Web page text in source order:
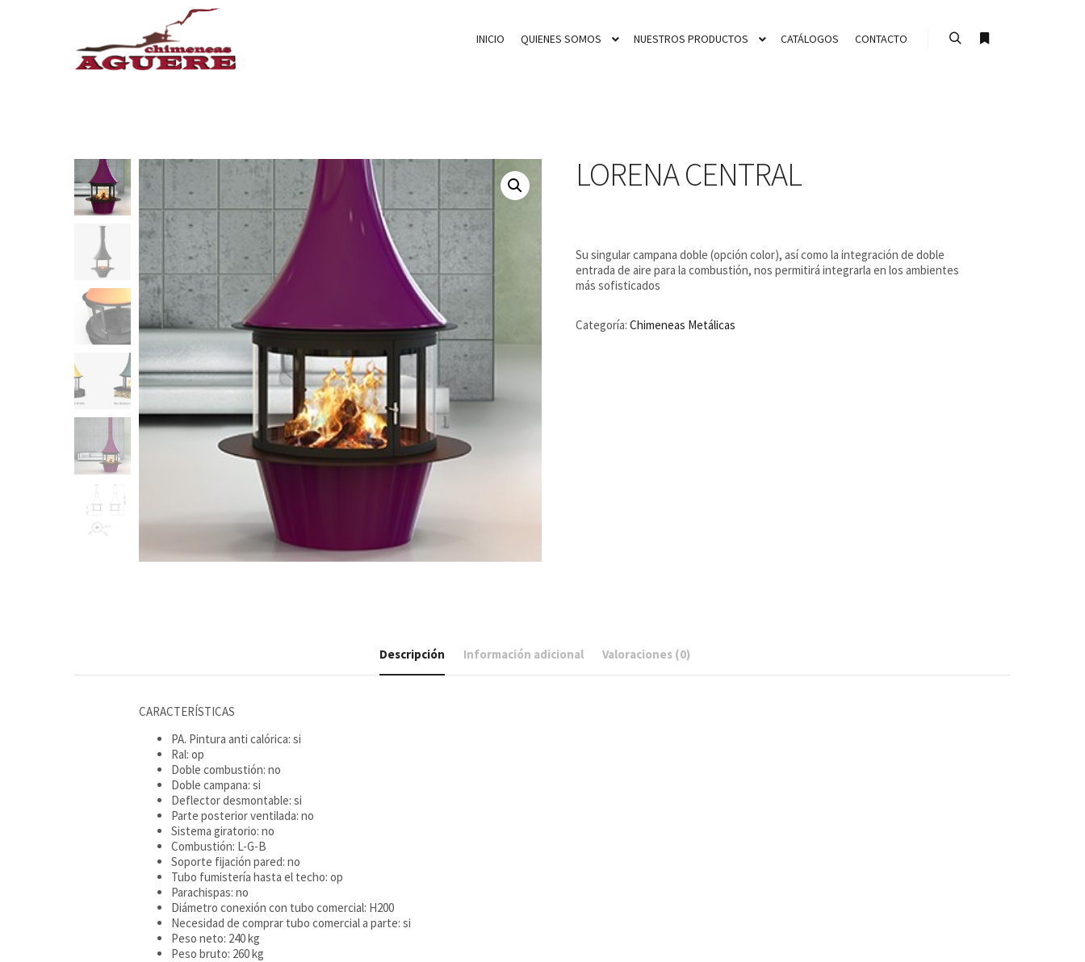
INICIO QUIENES SOMOS NUESTROS PRODUCTOS CATÁLOGOS CONTACTO
LORENA CENTRAL
Su singular campana doble (opción color), así como la integración de doble
entrada de aire para la combustión, nos permitirá integrarla en los ambientes
más sofisticados
Categoría:Chimeneas Metálicas
Descripción Información adicional Valoraciones (0)
CARACTERÍSTICAS
PA. Pintura anti calórica: si
Ral: op
Doble combustión: no
Doble campana: si
Deflector desmontable: si
Parte posterior ventilada: no
Sistema giratorio: no
Combustión: L-G-B
Soporte fijación pared: no
Tubo fumistería hasta el techo: op
Parachispas: no
Diámetro conexión con tubo comercial: H200
Necesidad de comprar tubo comercial a parte: si
Peso neto: 240 kg
Peso bruto: 260 kg